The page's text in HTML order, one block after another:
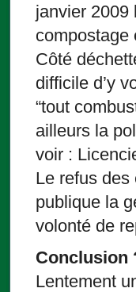
janvier 2009
compostage
Côté
difficile d’y
“tout
ailleurs la
voir :
Le refus des
publique la
volonté de
Conclusion
Lentement